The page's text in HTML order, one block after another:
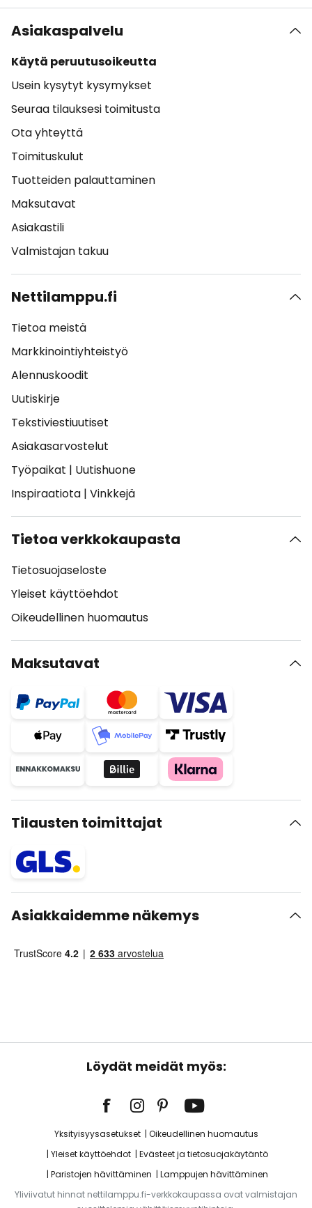
Asiakaspalvelu
Käytä peruutusoikeutta
Usein kysytyt kysymykset
Seuraa tilauksesi toimitusta
Ota yhteyttä
Toimituskulut
Tuotteiden palauttaminen
Maksutavat
Asiakastili
Valmistajan takuu
Nettilamppu.fi
Tietoa meistä
Markkinointiyhteistyö
Alennuskoodit
Uutiskirje
Tekstiviestiuutiset
Asiakasarvostelut
Työpaikat | Uutishuone
Inspiraatiota | Vinkkejä
Tietoa verkkokaupasta
Tietosuojaseloste
Yleiset käyttöehdot
Oikeudellinen huomautus
Maksutavat
Tilausten toimittajat
Asiakkaidemme näkemys
Löydät meidät myös:
Yksityisyysasetukset
Oikeudellinen huomautus
Yleiset käyttöehdot
Evästeet ja tietosuojakäytäntö
Paristojen hävittäminen
Lamppujen hävittäminen
Yliviivatut hinnat nettilamppu.fi-verkkokaupassa ovat valmistajan